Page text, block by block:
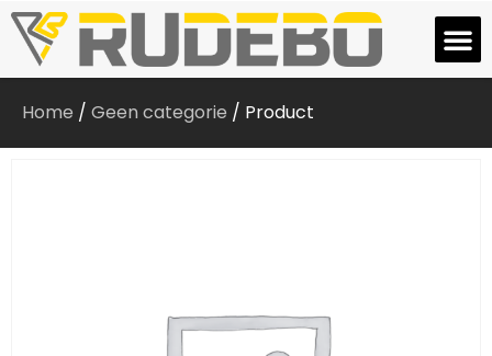
Home / Geen categorie / Product